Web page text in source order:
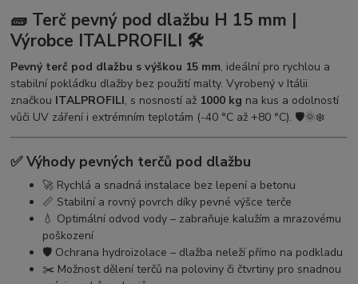
🧱 Terč pevný pod dlažbu H 15 mm |
Výrobce ITALPROFILI 🛠️
Pevný terč pod dlažbu s výškou 15 mm, ideální pro rychlou a
stabilní pokládku dlažby bez použití malty. Vyrobený v Itálii
značkou ITALPROFILI, s nosností až 1000 kg na kus a odolností
vůči UV záření i extrémním teplotám (-40 °C až +80 °C). 🛡️🌞❄️
✅ Výhody pevných terčů pod dlažbu
🚀 Rychlá a snadná instalace bez lepení a betonu
📏 Stabilní a rovný povrch díky pevné výšce terče
💧 Optimální odvod vody – zabraňuje kalužím a mrazovému
poškození
🛡️ Ochrana hydroizolace – dlažba neleží přímo na podkladu
✂️ Možnost dělení terčů na poloviny či čtvrtiny pro snadnou